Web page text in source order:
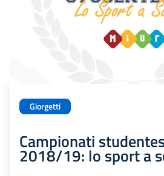
Giorgetti
Campionati
2018/19: lo sport a